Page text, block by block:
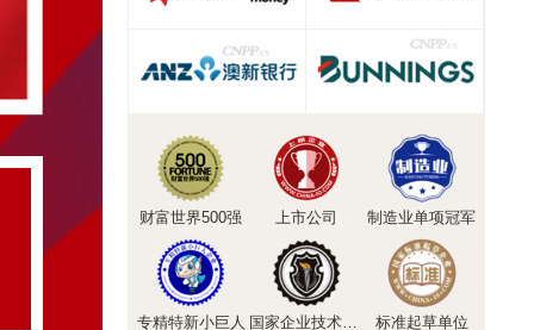
财富世界500强 上市公司 制造业单项冠军
专精特新小巨人 国家企业技术中心 标准起草单位